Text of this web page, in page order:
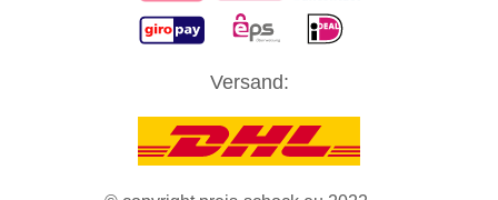
zu Ihren Rechten als Benutzer finden Sie in unserer
Cookies zu akzeptieren und direkt unsere Website besuchen zu
ZUSTIMMUNG
Versand: